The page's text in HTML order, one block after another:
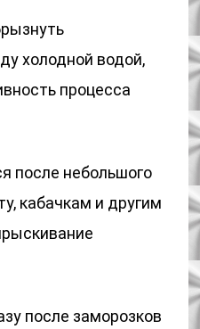
холодной водой,
процесса
после небольшого
кабачкам и другим
после заморозков